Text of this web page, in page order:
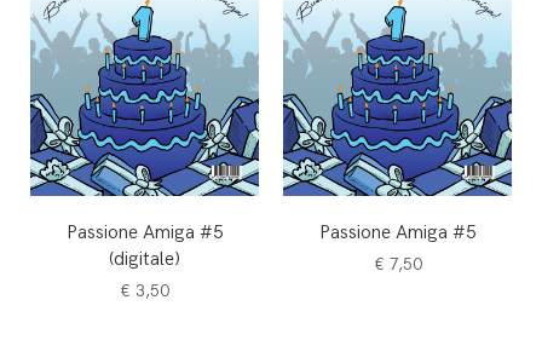
Passione Amiga #5
(digitale)
€ 3,50
Passione Amiga #5
€ 7,50